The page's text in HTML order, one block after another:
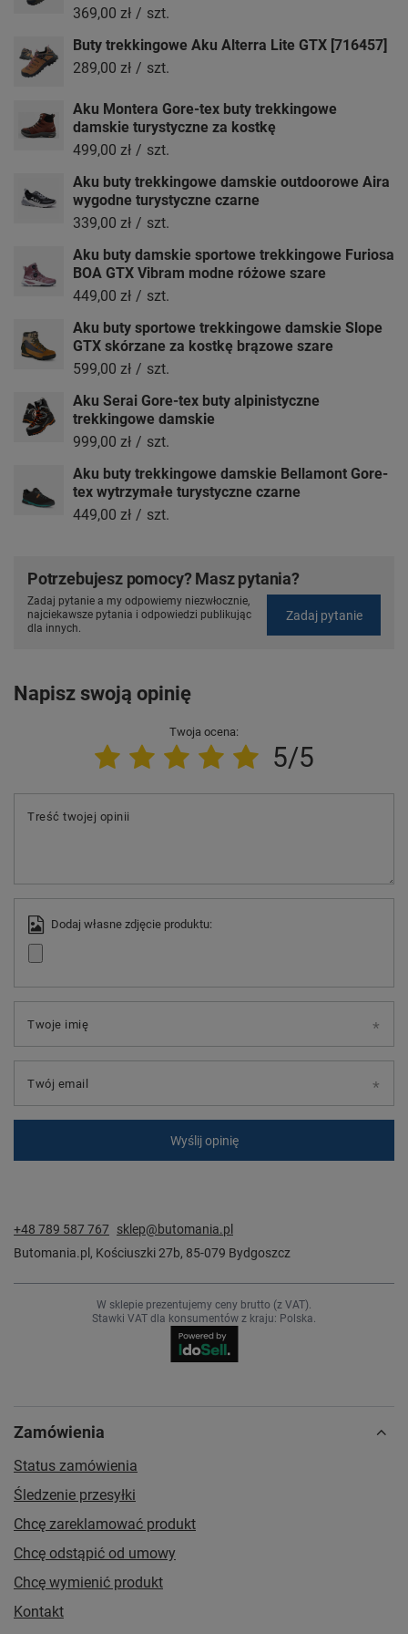
369,00 zł / szt.
Buty trekkingowe Aku Alterra Lite GTX [716457]
289,00 zł / szt.
Aku Montera Gore-tex buty trekkingowe
damskie turystyczne za kostkę
499,00 zł / szt.
Aku buty trekkingowe damskie outdoorowe Aira
wygodne turystyczne czarne
339,00 zł / szt.
Aku buty damskie sportowe trekkingowe Furiosa
BOA GTX Vibram modne różowe szare
449,00 zł / szt.
Aku buty sportowe trekkingowe damskie Slope
GTX skórzane za kostkę brązowe szare
599,00 zł / szt.
Aku Serai Gore-tex buty alpinistyczne
trekkingowe damskie
999,00 zł / szt.
Aku buty trekkingowe damskie Bellamont Gore-
tex wytrzymałe turystyczne czarne
449,00 zł / szt.
Potrzebujesz pomocy? Masz pytania?
Zadaj pytanie a my odpowiemy niezwłocznie,
najciekawsze pytania i odpowiedzi publikując
dla innych.
Zadaj pytanie
Napisz swoją opinię
Twoja ocena:
5/5
Treść twojej opinii
Dodaj własne zdjęcie produktu:
Twoje imię
Twój email
Wyślij opinię
+48 789 587 767 sklep@butomania.pl
Butomania.pl , Kościuszki 27b, 85-079 Bydgoszcz
W sklepie prezentujemy ceny brutto (z VAT).
Stawki VAT dla konsumentów z kraju: Polska.
Zamówienia
Status zamówienia
Śledzenie przesyłki
Chcę zareklamować produkt
Chcę odstąpić od umowy
Chcę wymienić produkt
Kontakt